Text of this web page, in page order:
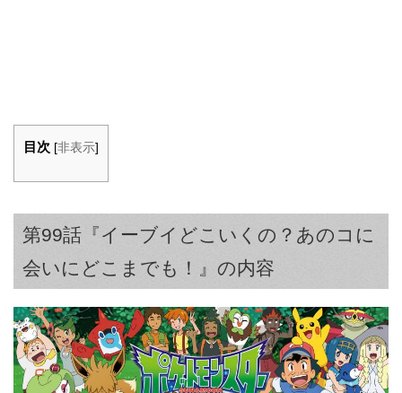
目次 [非表示]
第99話『イーブイどこいくの？あのコに
会いにどこまでも！』の内容